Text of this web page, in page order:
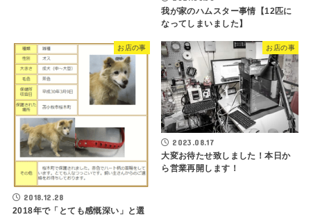
我が家のハムスター事情【12匹に
なってしまいました】
お店の事
2018.12.28
2018年で「とても感慨深い」と選
お店の事
2023.08.17
大変お待たせ致しました！本日か
ら営業再開します！